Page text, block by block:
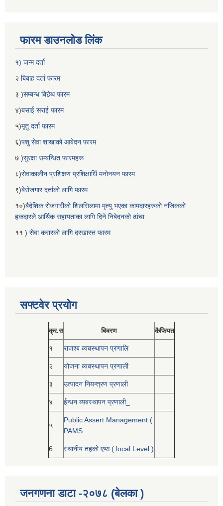
फारम डाउनलोड लिंक
१) जन्म दर्ता
२ बिबाह दर्ता फारम
३ )सम्बन्ध बिछेध फारम
४)बसाई सराई फारम
५)मृतु दर्ता फारम
६)पशु सेवा शाखाको आबेदन फारम
७ )सुरक्षा सम्बन्धित फारमहरू
८)सेवाकालीन प्रशिक्षण प्रशिक्षार्थि मनोनयन फारम
९)बेरोजगार दर्ताको लागि फारम
१०)बैदेशिक रोजगारीको शिलसिलामा मृत्यु भएका कामदारहरुको नजिकको
हकदारले आर्थिक सहायताका लागि दिने निबेदनको ढांचा
११ ) सेवा करारको लागि दरखास्त फारम
सफ्टवेर प्रयोग
क्र.स बिबरण कैफियत
१ राजश्ब ब्यबस्थापन प्रणालि
२ योजना ब्यबस्थापन प्रणाली
३ उत्पादन नियन्त्रण प्रणाली
४ ईन्धन ब्यबस्थापन प्रणाली_
५
Public Assert Management (
PAMS
6 स्थानीय तहको एप्स ( local Level )
जनगणना डाटा -२०७८ (बेलका )